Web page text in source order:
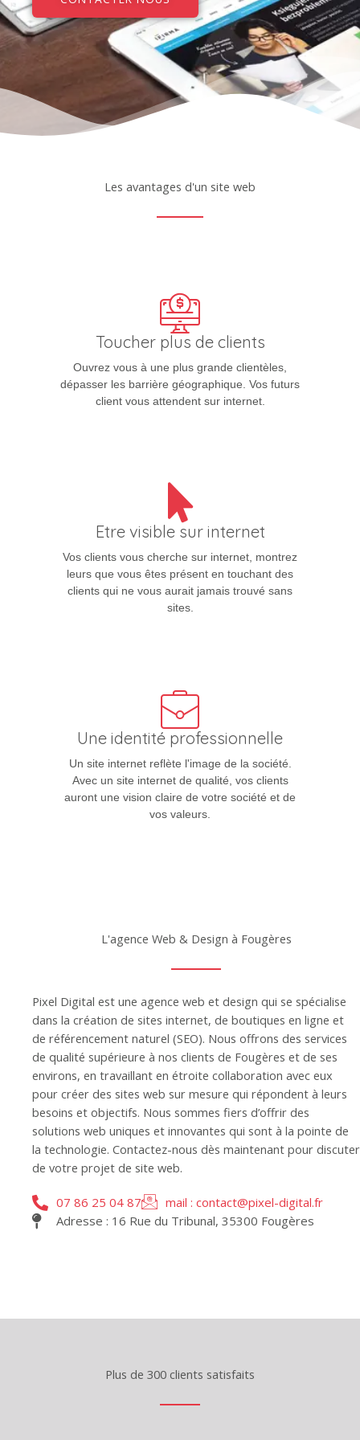
Les avantages d'un site web
Toucher plus de clients
Ouvrez vous à une plus grande clientèles,
dépasser les barrière géographique. Vos futurs
client vous attendent sur internet.
Etre visible sur internet
Vos clients vous cherche sur internet, montrez
leurs que vous êtes présent en touchant des
clients qui ne vous aurait jamais trouvé sans
sites.
Une identité professionnelle
Un site internet reflète l'image de la société.
Avec un site internet de qualité, vos clients
auront une vision claire de votre société et de
vos valeurs.
L'agence Web & Design à Fougères
Pixel Digital est une agence web et design qui se spécialise
dans la création de sites internet, de boutiques en ligne et
de référencement naturel (SEO). Nous offrons des services
de qualité supérieure à nos clients de Fougères et de ses
environs, en travaillant en étroite collaboration avec eux
pour créer des sites web sur mesure qui répondent à leurs
besoins et objectifs. Nous sommes fiers d’offrir des
solutions web uniques et innovantes qui sont à la pointe de
la technologie. Contactez-nous dès maintenant pour discuter
de votre projet de site web.
07 86 25 04 87
mail : contact@pixel-digital.fr
Adresse : 16 Rue du Tribunal, 35300 Fougères
Plus de 300 clients satisfaits